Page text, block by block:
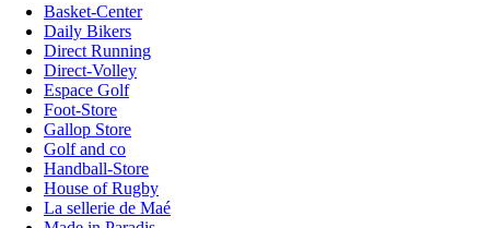
Basket-Center
Daily Bikers
Direct Running
Direct-Volley
Espace Golf
Foot-Store
Gallop Store
Golf and co
Handball-Store
House of Rugby
La sellerie de Maé